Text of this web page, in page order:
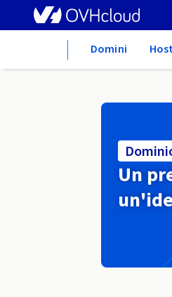
Domini
Un